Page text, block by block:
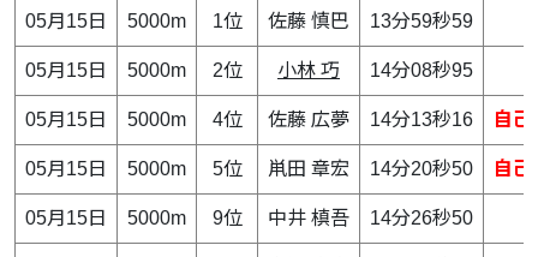
05月15日 5000m 1位 佐藤 慎巴 13分59秒59
05月15日 5000m 2位 小林 巧 14分08秒95
05月15日 5000m 4位 佐藤 広夢 14分13秒16 自己
05月15日 5000m 5位 鼡田 章宏 14分20秒50 自己
05月15日 5000m 9位 中井 槙吾 14分26秒50